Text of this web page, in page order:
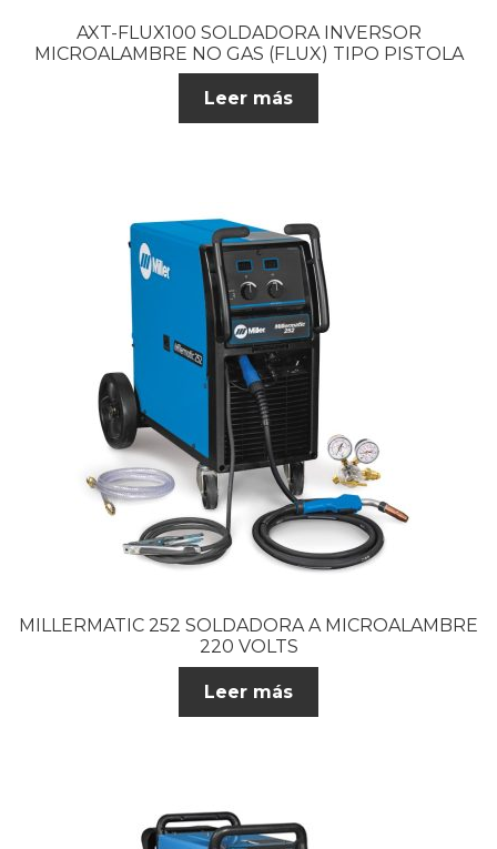
AXT-FLUX100 SOLDADORA INVERSOR
MICROALAMBRE NO GAS (FLUX) TIPO PISTOLA
Leer más
MILLERMATIC 252 SOLDADORA A MICROALAMBRE
220 VOLTS
Leer más